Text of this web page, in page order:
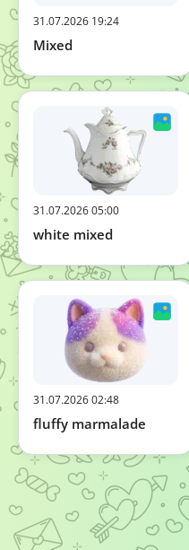
31.07.2026 19:24
Mixed
31.07.2026 05:00
white mixed
31.07.2026 02:48
fluffy marmalade